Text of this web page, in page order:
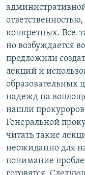
конкретных. Все-
но возбуждается
предложили
лекций и
образовательных
надежд на
нашли
Генеральной
читать такие
неожиданно для
понимание